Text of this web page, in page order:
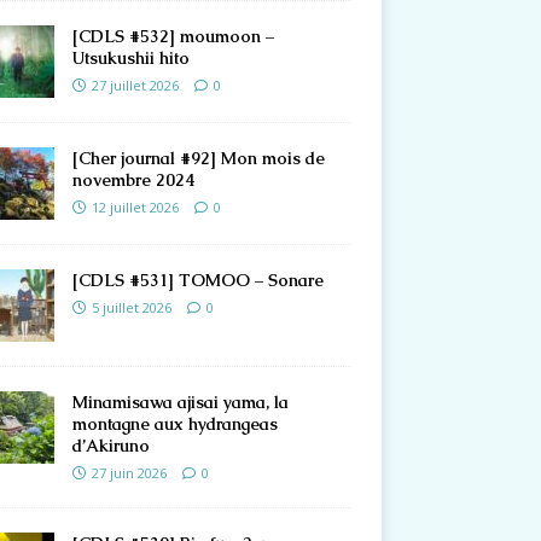
[CDLS #532] moumoon –
Utsukushii hito
27 juillet 2026 0
[Cher journal #92] Mon mois de
novembre 2024
12 juillet 2026 0
[CDLS #531] TOMOO – Sonare
5 juillet 2026 0
Minamisawa ajisai yama, la
montagne aux hydrangeas
d’Akiruno
27 juin 2026 0